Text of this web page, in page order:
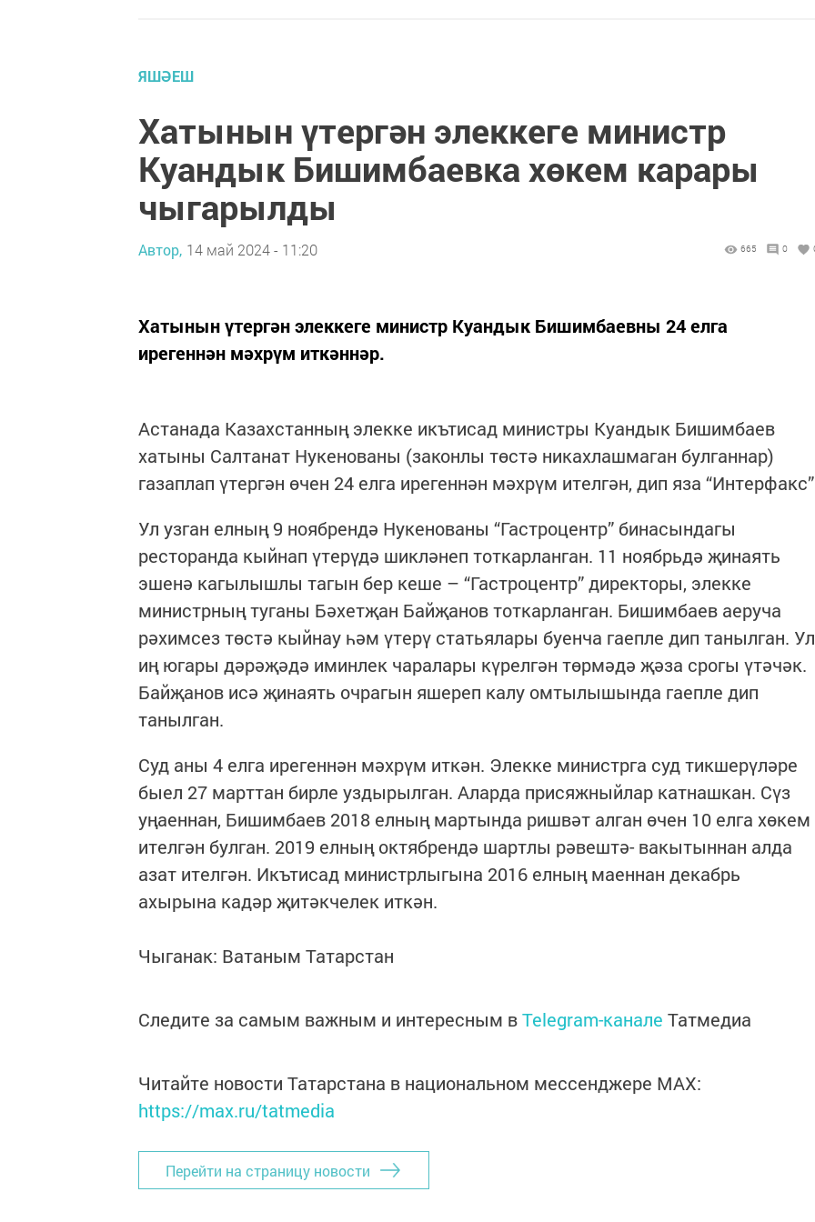
ЯШӘЕШ
Хатынын үтергән элеккеге министр
Куандык Бишимбаевка хөкем карары
чыгарылды
Автор, 14 май 2024 - 11:20 665 0
Хатынын үтергән элеккеге министр Куандык Бишимбаевны 24 елга
ирегеннән мәхрүм иткәннәр.
Астанада Казахстанның элекке икътисад министры Куандык Бишимбаев
хатыны Салтанат Нукенованы (законлы төстә никахлашмаган булганнар)
газаплап үтергән өчен 24 елга ирегеннән мәхрүм ителгән, дип яза
Ул узган елның 9 ноябрендә Нукенованы “Гастроцентр” бинасындагы
ресторанда кыйнап үтерүдә шикләнеп тоткарланган. 11 ноябрьдә җинаять
эшенә кагылышлы тагын бер кеше – “Гастроцентр” директоры, элекке
министрның туганы Бәхетҗан Байҗанов тоткарланган. Бишимбаев аеруча
рәхимсез төстә кыйнау һәм үтерү статьялары буенча гаепле дип танылган. Ул
иң югары дәрәҗәдә иминлек чаралары күрелгән төрмәдә җәза срогы үтәчәк.
Байҗанов исә җинаять очрагын яшереп калу омтылышында гаепле дип
танылган.
Суд аны 4 елга ирегеннән мәхрүм иткән. Элекке министрга суд тикшерүләре
быел 27 марттан бирле уздырылган. Аларда присяжныйлар катнашкан. Сүз
уңаеннан, Бишимбаев 2018 елның мартында ришвәт алган өчен 10 елга хөкем
ителгән булган. 2019 елның октябрендә шартлы рәвештә- вакытыннан алда
азат ителгән. Икътисад министрлыгына 2016 елның маеннан декабрь
ахырына кадәр җитәкчелек иткән.
Чыганак: Ватаным Татарстан
Следите за самым важным и интересным вTelegram-канале Татмедиа
Читайте новости Татарстана в национальном мессенджере MАХ:
https://max.ru/tatmedia
Перейти на страницу новости